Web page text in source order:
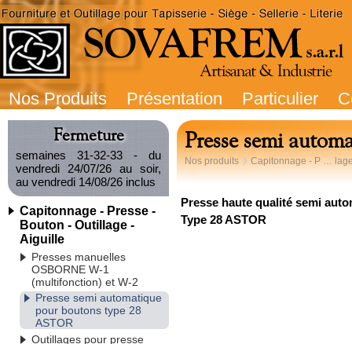
Nos Produits Présentation Particulier
Fermeture
semaines 31-32-33 - du
vendredi 24/07/26 au soir,
au vendredi 14/08/26 inclus
Capitonnage - Presse -
Bouton - Outillage -
Aiguille
Presses manuelles
OSBORNE W-1
(multifonction) et W-2
Presse semi automatique
pour boutons type 28
ASTOR
Outillages pour presse
Presse semi
Nos produits Capitonnage - P …
Presse haute qualité semi
Type 28 ASTOR